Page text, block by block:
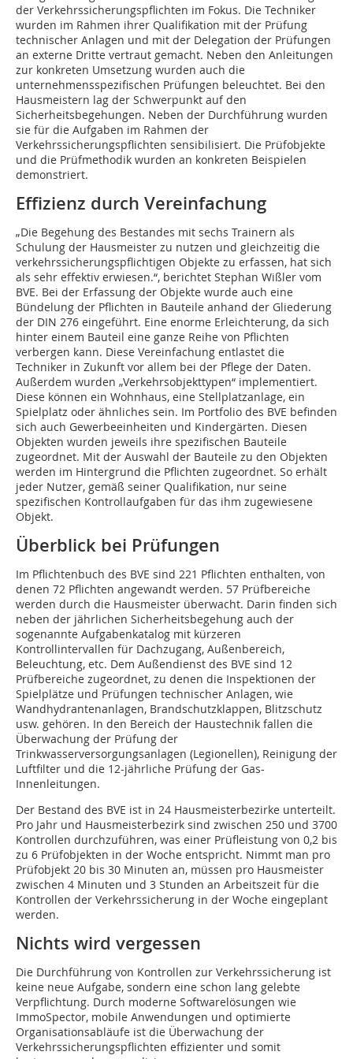
der Verkehrssicherungspflichten im Fokus. Die Techniker
wurden im Rahmen ihrer Qualifikation mit der Prüfung
technischer Anlagen und mit der Delegation der Prüfungen
an externe Dritte vertraut gemacht. Neben den Anleitungen
zur konkreten Umsetzung wurden auch die
unternehmensspezifischen Prüfungen beleuchtet. Bei den
Hausmeistern lag der Schwerpunkt auf den
Sicherheitsbegehungen. Neben der Durchführung wurden
sie für die Aufgaben im Rahmen der
Verkehrssicherungspflichten sensibilisiert. Die Prüfobjekte
und die Prüfmethodik wurden an konkreten Beispielen
demonstriert.
Effizienz durch Vereinfachung
„Die Begehung des Bestandes mit sechs Trainern als
Schulung der Hausmeister zu nutzen und gleichzeitig die
verkehrssicherungspflichtigen Objekte zu erfassen, hat sich
als sehr effektiv erwiesen.“, berichtet Stephan Wißler vom
BVE. Bei der Erfassung der Objekte wurde auch eine
Bündelung der Pflichten in Bauteile anhand der Gliederung
der DIN 276 eingeführt. Eine enorme Erleichterung, da sich
hinter einem Bauteil eine ganze Reihe von Pflichten
verbergen kann. Diese Vereinfachung entlastet die
Techniker in Zukunft vor allem bei der Pflege der Daten.
Außerdem wurden „Verkehrsobjekttypen“ implementiert.
Diese können ein Wohnhaus, eine Stellplatzanlage, ein
Spielplatz oder ähnliches sein. Im Portfolio des BVE befinden
sich auch Gewerbeeinheiten und Kindergärten. Diesen
Objekten wurden jeweils ihre spezifischen Bauteile
zugeordnet. Mit der Auswahl der Bauteile zu den Objekten
werden im Hintergrund die Pflichten zugeordnet. So erhält
jeder Nutzer, gemäß seiner Qualifikation, nur seine
spezifischen Kontrollaufgaben für das ihm zugewiesene
Objekt.
Überblick bei Prüfungen
Im Pflichtenbuch des BVE sind 221 Pflichten enthalten, von
denen 72 Pflichten angewandt werden. 57 Prüfbereiche
werden durch die Hausmeister überwacht. Darin finden sich
neben der jährlichen Sicherheitsbegehung auch der
sogenannte Aufgabenkatalog mit kürzeren
Kontrollintervallen für Dachzugang, Außenbereich,
Beleuchtung, etc. Dem Außendienst des BVE sind 12
Prüfbereiche zugeordnet, zu denen die Inspektionen der
Spielplätze und Prüfungen technischer Anlagen, wie
Wandhydrantenanlagen, Brandschutzklappen, Blitzschutz
usw. gehören. In den Bereich der Haustechnik fallen die
Überwachung der Prüfung der
Trinkwasserversorgungsanlagen (Legionellen), Reinigung der
Luftfilter und die 12-jährliche Prüfung der Gas-
Innenleitungen.
Der Bestand des BVE ist in 24 Hausmeisterbezirke unterteilt.
Pro Jahr und Hausmeisterbezirk sind zwischen 250 und 3700
Kontrollen durchzuführen, was einer Prüfleistung von 0,2 bis
zu 6 Prüfobjekten in der Woche entspricht. Nimmt man pro
Prüfobjekt 20 bis 30 Minuten an, müssen pro Hausmeister
zwischen 4 Minuten und 3 Stunden an Arbeitszeit für die
Kontrollen der Verkehrssicherung in der Woche eingeplant
werden.
Nichts wird vergessen
Die Durchführung von Kontrollen zur Verkehrssicherung ist
keine neue Aufgabe, sondern eine schon lang gelebte
Verpflichtung. Durch moderne Softwarelösungen wie
ImmoSpector, mobile Anwendungen und optimierte
Organisationsabläufe ist die Überwachung der
Verkehrssicherungspflichten effizienter und somit